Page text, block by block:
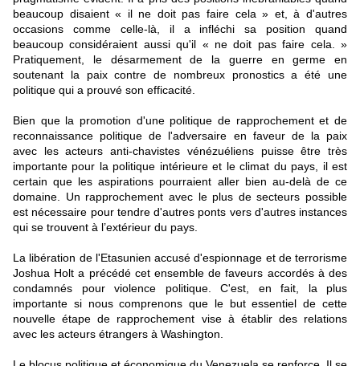
beaucoup disaient « il ne doit pas faire cela » et, à d'autres
occasions comme celle-là, il a infléchi sa position quand
beaucoup considéraient aussi qu'il « ne doit pas faire cela. »
Pratiquement, le désarmement de la guerre en germe en
soutenant la paix contre de nombreux pronostics a été une
politique qui a prouvé son efficacité.
Bien que la promotion d'une politique de rapprochement et de
reconnaissance politique de l'adversaire en faveur de la paix
avec les acteurs anti-chavistes vénézuéliens puisse être très
importante pour la politique intérieure et le climat du pays, il est
certain que les aspirations pourraient aller bien au-delà de ce
domaine. Un rapprochement avec le plus de secteurs possible
est nécessaire pour tendre d'autres ponts vers d'autres instances
qui se trouvent à l’extérieur du pays.
La libération de l'Etasunien accusé d'espionnage et de terrorisme
Joshua Holt a précédé cet ensemble de faveurs accordés à des
condamnés pour violence politique. C'est, en fait, la plus
importante si nous comprenons que le but essentiel de cette
nouvelle étape de rapprochement vise à établir des relations
avec les acteurs étrangers à Washington.